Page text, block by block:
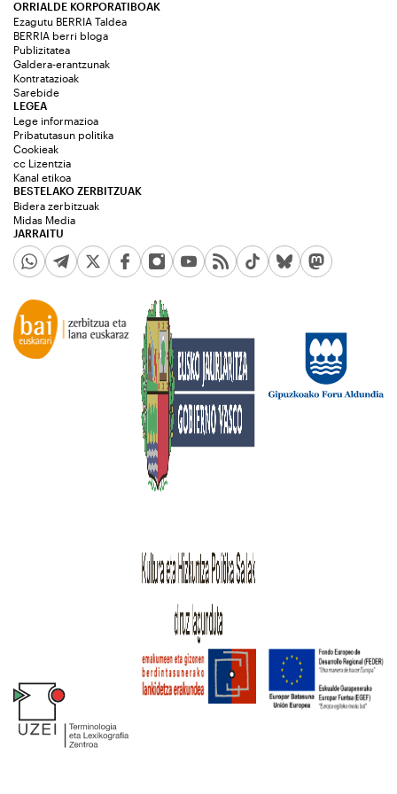
ORRIALDE KORPORATIBOAK
Ezagutu BERRIA Taldea
BERRIA berri bloga
Publizitatea
Galdera-erantzunak
Kontratazioak
Sarebide
JARRAITU
LEGEA
Lege informazioa
Pribatutasun politika
Cookieak
cc Lizentzia
Kanal etikoa
BESTELAKO ZERBITZUAK
Bidera zerbitzuak
Midas Media